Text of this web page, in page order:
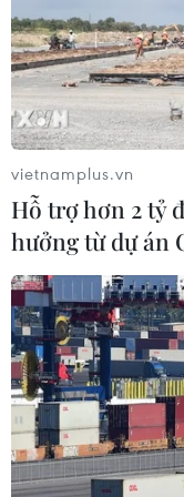
28/04/2020 07:30
Để đối phó với tình
gia kinh tế khuyến
giảm lợi nhuận,
vietnamplus.vn
Hỗ trợ hơn 2 tỷ
hưởng từ dự án